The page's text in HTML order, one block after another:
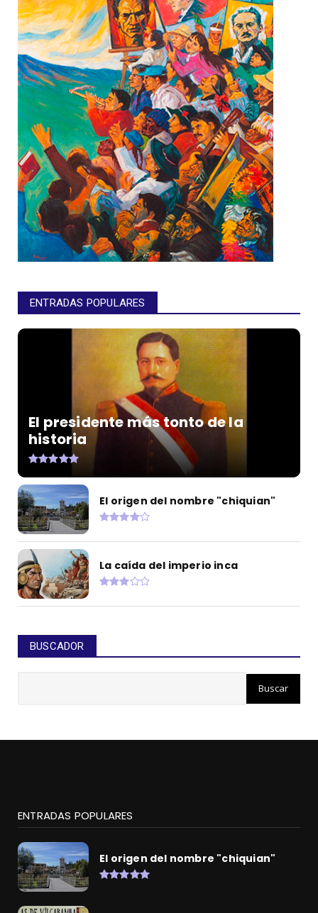
ENTRADAS POPULARES
El presidente más tonto de la
historia
El origen del nombre "chiquian"
La caída del imperio inca
BUSCADOR
ENTRADAS POPULARES
El origen del nombre "chiquian"